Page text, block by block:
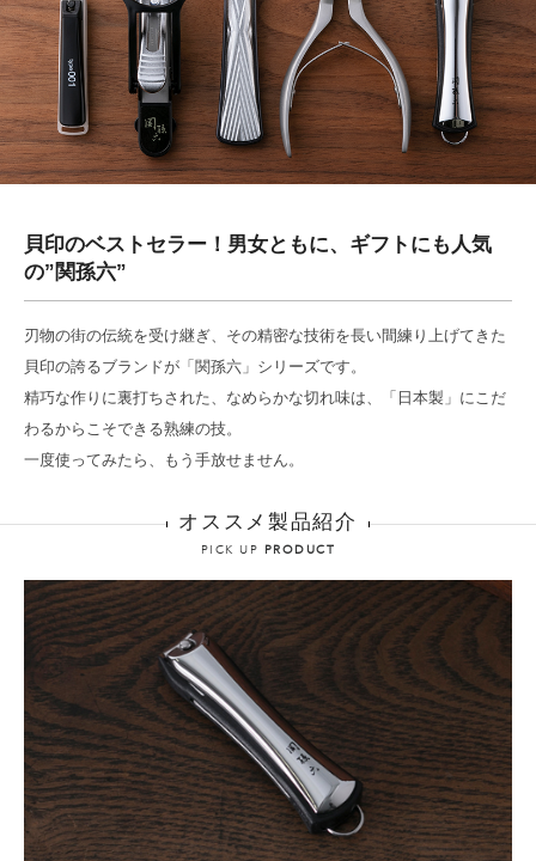
二枚爪・割れ爪などの爪トラブルの原因と予防
ツメキリのすべて カミソリのすべて
ビューティーツールのすべて 包丁のすべて
貝印TOP
貝印のベストセラー！男女ともに、ギフトにも人気
の”関孫六”
刃物の街の伝統を受け継ぎ、その精密な技術を長い間練り上げてきた
貝印の誇るブランドが「関孫六」シリーズです。
精巧な作りに裏打ちされた、なめらかな切れ味は、「日本製」にこだ
わるからこそできる熟練の技。
一度使ってみたら、もう手放せません。
オススメ製品紹介
PICK UP PRODUCT